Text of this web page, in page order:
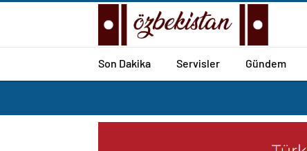
Son Dakika Servisler Gündem